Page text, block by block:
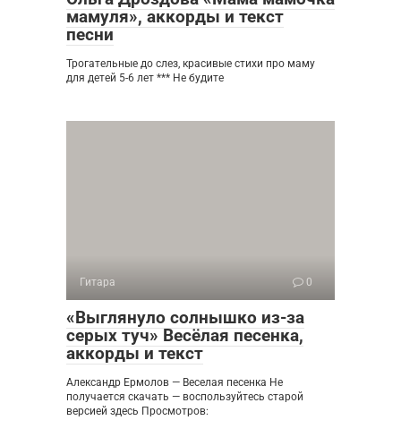
мамуля», аккорды и текст
песни
Трогательные до слез, красивые стихи про маму
для детей 5-6 лет *** Не будите
Гитара 0
«Выглянуло солнышко из-за
серых туч» Весёлая песенка,
аккорды и текст
Александр Ермолов — Веселая песенка Не
получается скачать — воспользуйтесь старой
версией здесь Просмотров: